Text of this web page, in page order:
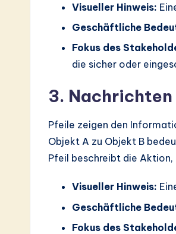
Visueller Hinweis:
Geschäftliche
Fokus des
die sicher oder
3.
Pfeile zeigen den
Objekt A zu Objekt B
Pfeil beschreibt die Aktion,
Visueller Hinweis:
Geschäftliche
Fokus des